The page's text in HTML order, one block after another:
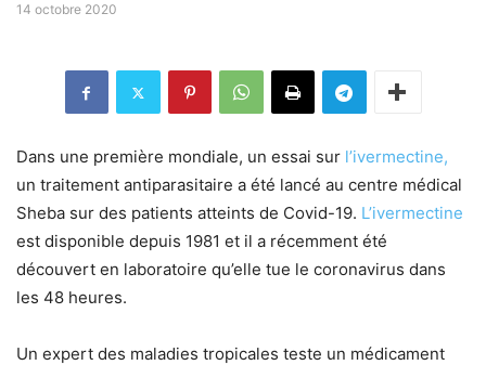
14 octobre 2020
Dans une première mondiale, un essai sur l’ivermectine,
un traitement antiparasitaire a été lancé au centre médical
Sheba sur des patients atteints de Covid-19. L’ivermectine
est disponible depuis 1981 et il a récemment été
découvert en laboratoire qu’elle tue le coronavirus dans
les 48 heures.
Un expert des maladies tropicales teste un médicament